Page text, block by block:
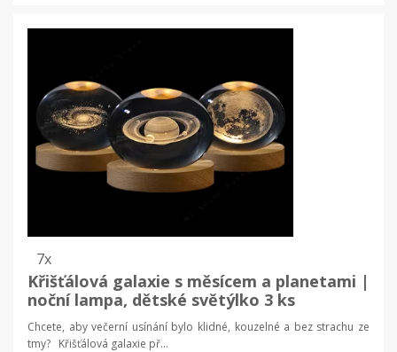
7x
Křišťálová galaxie s měsícem a planetami |
noční lampa, dětské světýlko 3 ks
Chcete, aby večerní usínání bylo klidné, kouzelné a bez strachu ze
tmy? Křišťálová galaxie př...